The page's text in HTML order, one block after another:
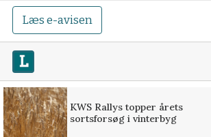
Læs e-avisen
KWS Rallys topper årets
sortsforsøg i vinterbyg